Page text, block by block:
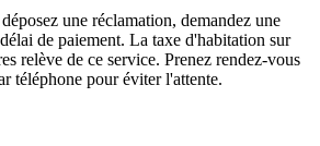
une réclamation, demandez une
de paiement. La taxe d'habitation sur
relève de ce service. Prenez rendez-vous
téléphone pour éviter l'attente.